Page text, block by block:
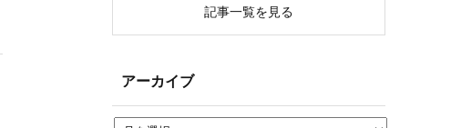
記事一覧を見る
アーカイブ